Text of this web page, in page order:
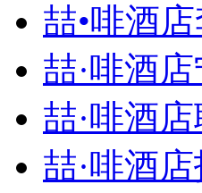
喆•啡酒
喆·啡酒
喆·啡酒
喆·啡酒